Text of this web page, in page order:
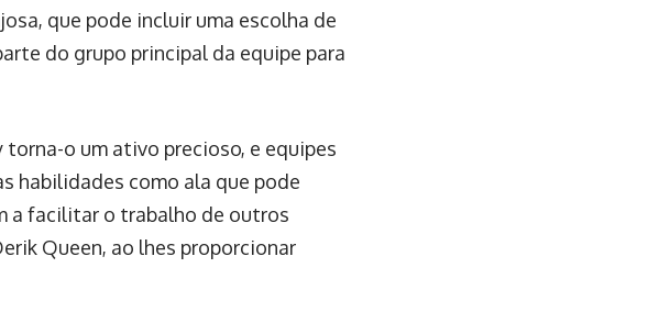
que pode incluir uma escolha de
do grupo principal da equipe para
o um ativo precioso, e equipes
habilidades como ala que pode
a facilitar o trabalho de outros
Queen, ao lhes proporcionar